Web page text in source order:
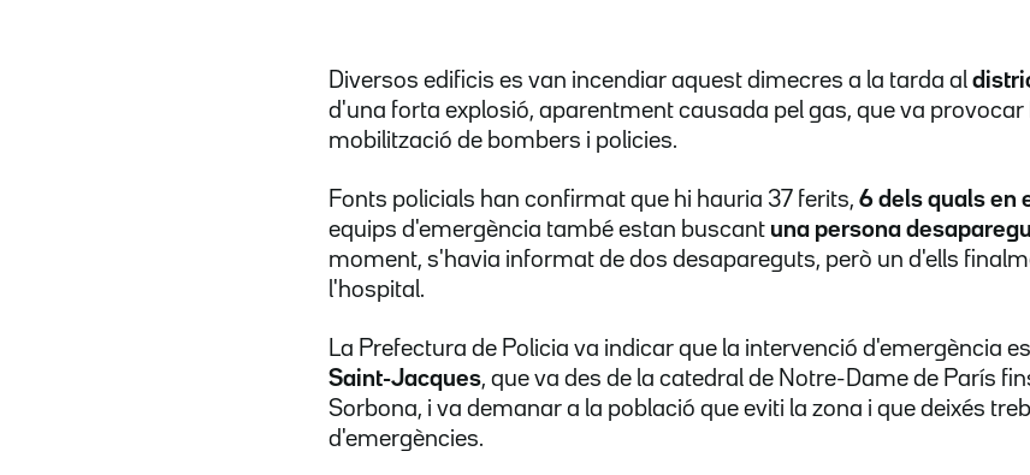
Diversos edificis es van incendiar aquest dimecres a la tarda al
d'una forta explosió, aparentment causada pel gas, que va provocar
mobilització de bombers i policies.
Fonts policials han confirmat que hi hauria 37 ferits, 6 dels quals en
equips d'emergència també estan buscant una persona
moment, s'havia informat de dos desapareguts, però un d'ells
l'hospital.
La Prefectura de Policia va indicar que la intervenció d'emergència
Saint-Jacques, que va des de la catedral de Notre-Dame de París
Sorbona, i va demanar a la població que eviti la zona i que deixés
d'emergències.